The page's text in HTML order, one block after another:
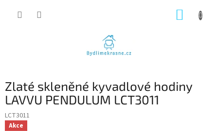
Zlaté skleněné kyvadlové hodiny
LAVVU PENDULUM LCT3011
LCT3011
Akce